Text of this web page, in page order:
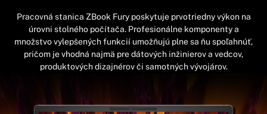
Pracovná stanica ZBook Fury poskytuje prvotriedny výkon na
úrovni stolného počítača. Profesionálne komponenty a
množstvo vylepšených funkcií umožňujú plne sa ňu spoľahnúť,
pričom je vhodná najmä pre dátových inžinierov a vedcov,
produktových dizajnérov či samotných vývojárov.